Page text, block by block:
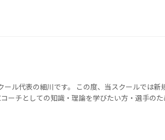
ール代表の細川です。 この度、当スクールでは新
ーチとしての知識・理論を学びたい方・選手の